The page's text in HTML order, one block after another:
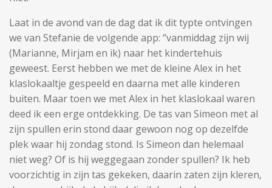
Laat in de avond van de dag dat ik dit typte ontvingen
we van Stefanie de volgende app: ‘’vanmiddag zijn wij
(Marianne, Mirjam en ik) naar het kindertehuis
geweest. Eerst hebben we met de kleine Alex in het
klaslokaaltje gespeeld en daarna met alle kinderen
buiten. Maar toen we met Alex in het klaslokaal waren
deed ik een erge ontdekking. De tas van Simeon met al
zijn spullen erin stond daar gewoon nog op dezelfde
plek waar hij zondag stond. Is Simeon dan helemaal
niet weg? Of is hij weggegaan zonder spullen? Ik heb
voorzichtig in zijn tas gekeken, daarin zaten zijn kleren,